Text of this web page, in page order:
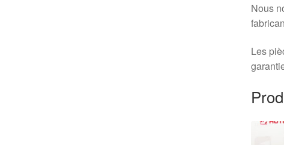
Nous
Les